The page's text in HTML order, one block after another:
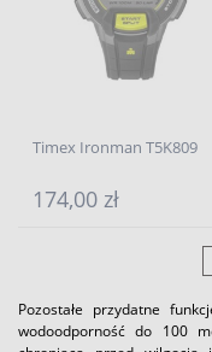
Timex Ironman T5K809
174,00 zł
Pozostałe przydatne
wodoodporność do 100